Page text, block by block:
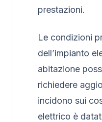
prestazioni.
Le condizioni
dell’impianto
abitazione
richiedere
incidono sui
elettrico è